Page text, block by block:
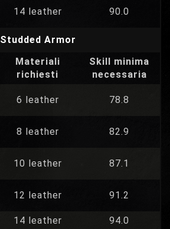
14 leather 90.0
Studded Armor
Materiali
richiesti
Skill minima
necessaria
6 leather 78.8
8 leather 82.9
10 leather 87.1
12 leather 91.2
14 leather
94.0